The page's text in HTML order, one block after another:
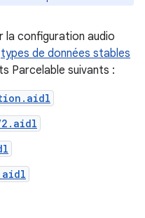
la configuration audio
types de données stables
Parcelable suivants :